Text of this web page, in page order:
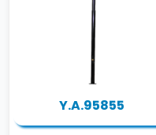
Y.A.95855